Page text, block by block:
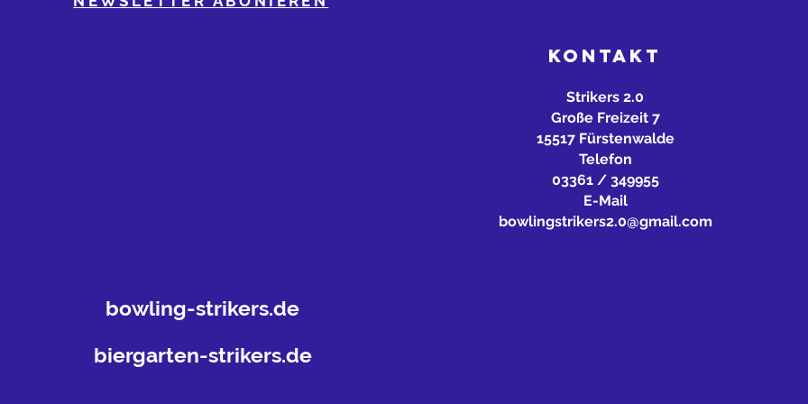
bowling-strikers.de
biergarten-strikers.de
KONTAKT
Strikers 2.0
Große Freizeit 7
15517 Fürstenwalde
Telefon
03361 / 349955
E-Mail
bowlingstrikers2.0@gmail.com